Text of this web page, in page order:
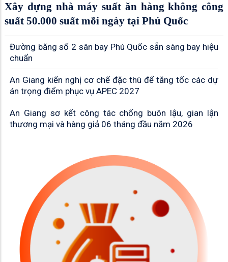
Xây dựng nhà máy suất ăn hàng không công
suất 50.000 suất mỗi ngày tại Phú Quốc
Đường băng số 2 sân bay Phú Quốc sẵn sàng bay hiệu
chuẩn
An Giang kiến nghị cơ chế đặc thù để tăng tốc các dự
án trọng điểm phục vụ APEC 2027
An Giang sơ kết công tác chống buôn lậu, gian lận
thương mại và hàng giả 06 tháng đầu năm 2026